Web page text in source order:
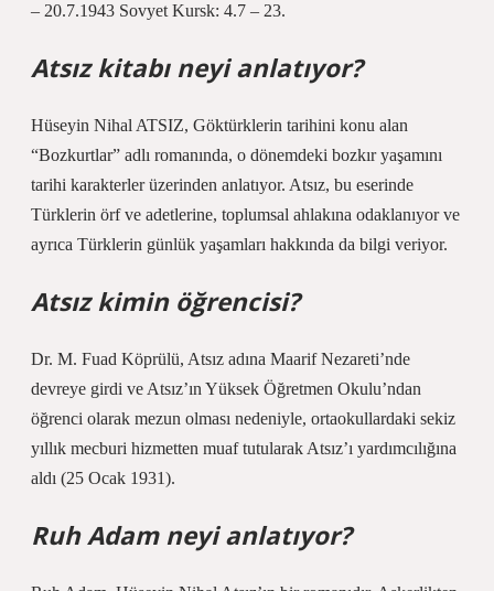
– 20.7.1943 Sovyet Kursk: 4.7 – 23.
Atsız kitabı neyi anlatıyor?
Hüseyin Nihal ATSIZ, Göktürklerin tarihini konu alan
“Bozkurtlar” adlı romanında, o dönemdeki bozkır yaşamını
tarihi karakterler üzerinden anlatıyor. Atsız, bu eserinde
Türklerin örf ve adetlerine, toplumsal ahlakına odaklanıyor ve
ayrıca Türklerin günlük yaşamları hakkında da bilgi veriyor.
Atsız kimin öğrencisi?
Dr. M. Fuad Köprülü, Atsız adına Maarif Nezareti’nde
devreye girdi ve Atsız’ın Yüksek Öğretmen Okulu’ndan
öğrenci olarak mezun olması nedeniyle, ortaokullardaki sekiz
yıllık mecburi hizmetten muaf tutularak Atsız’ı yardımcılığına
aldı (25 Ocak 1931).
Ruh Adam neyi anlatıyor?